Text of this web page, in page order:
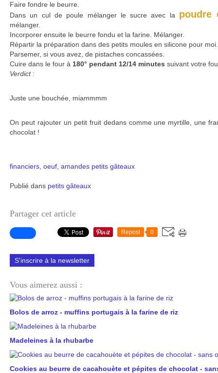
Faire fondre le beurre.
Dans un cul de poule mélanger le sucre avec la poudre
mélanger.
Incorporer ensuite le beurre fondu et la farine. Mélanger.
Répartir la préparation dans des petits moules en silicone pour moi.
Parsemer, si vous avez, de pistaches concassées.
Cuire dans le four à 180° pendant 12/14 minutes suivant votre
Verdict:
Juste une bouchée, miammmm
On peut rajouter un petit fruit dedans comme une myrtille, une
chocolat !
financiers oeuf amandes petits gâteaux
Publié dans petits gâteaux
Partager cet article
Repost 0
S'inscrire à la newsletter
Vous aimerez aussi :
Bolos de arroz - muffins portugais à la farine de riz
Madeleines à la rhubarbe
Cookies au beurre de cacahouète et pépites de chocolat -